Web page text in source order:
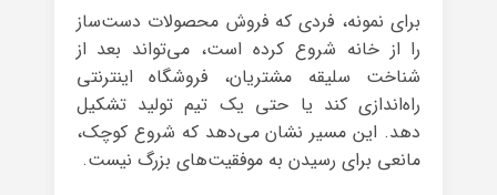
برای نمونه، فردی که فروش محصولات دست‌ساز
را از خانه شروع کرده است، می‌تواند بعد از
شناخت سلیقه مشتریان، فروشگاه اینترنتی
راه‌اندازی کند یا حتی یک تیم تولید تشکیل
دهد. این مسیر نشان می‌دهد که شروع کوچک،
مانعی برای رسیدن به موفقیت‌های بزرگ نیست.